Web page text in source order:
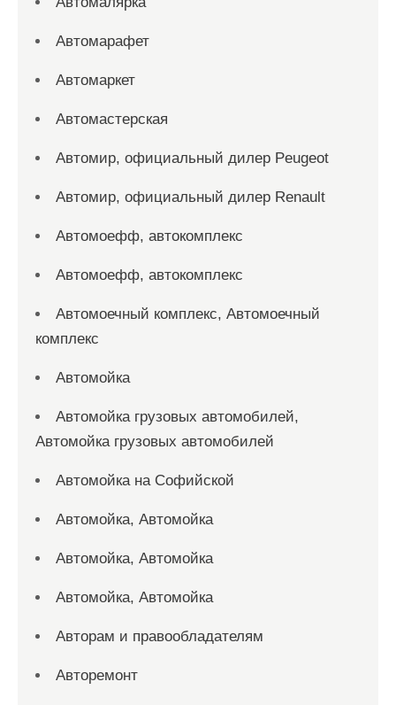
Автомарафет
Автомаркет
Автомастерская
Автомир, официальный дилер Peugeot
Автомир, официальный дилер Renault
Автомоефф, автокомплекс
Автомоефф, автокомплекс
Автомоечный комплекс, Автомоечный
комплекс
Автомойка
Автомойка грузовых автомобилей,
Автомойка грузовых автомобилей
Автомойка на Софийской
Автомойка, Автомойка
Автомойка, Автомойка
Автомойка, Автомойка
Авторам и правообладателям
Авторемонт